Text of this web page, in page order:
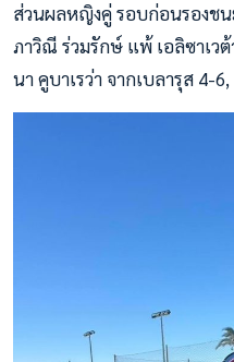
ส่วนผลหญิงคู่ รอบก่อนรองช
ภาวิณี ร่วมรักษ์ แพ้ เอลิซาเว
นา คูบาเรว่า จากเบลารุส 4-